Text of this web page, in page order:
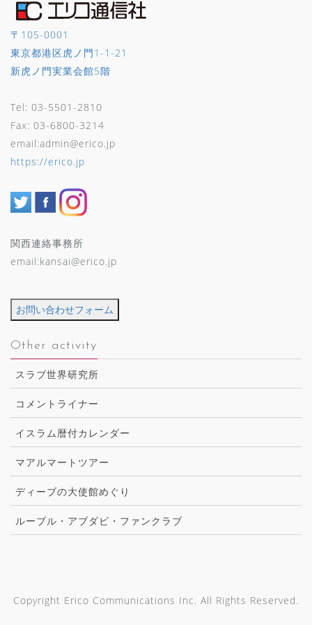
〒105-0001
東京都港区虎ノ門1-1-21
新虎ノ門実業会館5階
Tel: 03-5501-2810
Fax: 03-6800-3214
email:admin@erico.jp
https://erico.jp
関西連絡事務所
email:kansai@erico.jp
お問い合わせフォーム
Other activity
スラブ世界研究所
コメントライナー
イスラム暦付カレンダー
マアルマートツアー
ディーブの大使館めぐり
ルーブル・アブダビ・ファンクラブ
Copyright Erico Communications Inc. All Rights Reserved.